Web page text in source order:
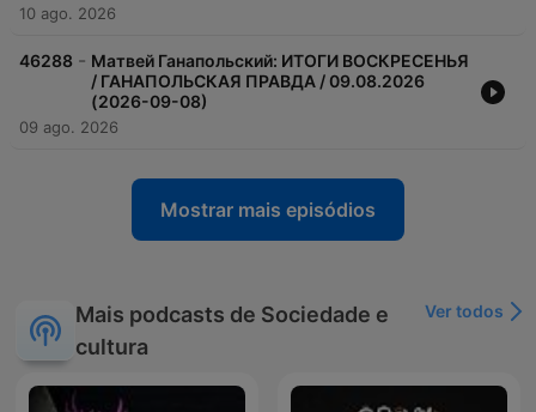
10 ago. 2026
46288 - Матвей Ганапольский: ИТОГИ ВОСКРЕСЕНЬЯ
/ ГАНАПОЛЬСКАЯ ПРАВДА / 09.08.2026
(2026-09-08)
09 ago. 2026
Mostrar mais episódios
Mais podcasts de Sociedade e
cultura
Ver todos